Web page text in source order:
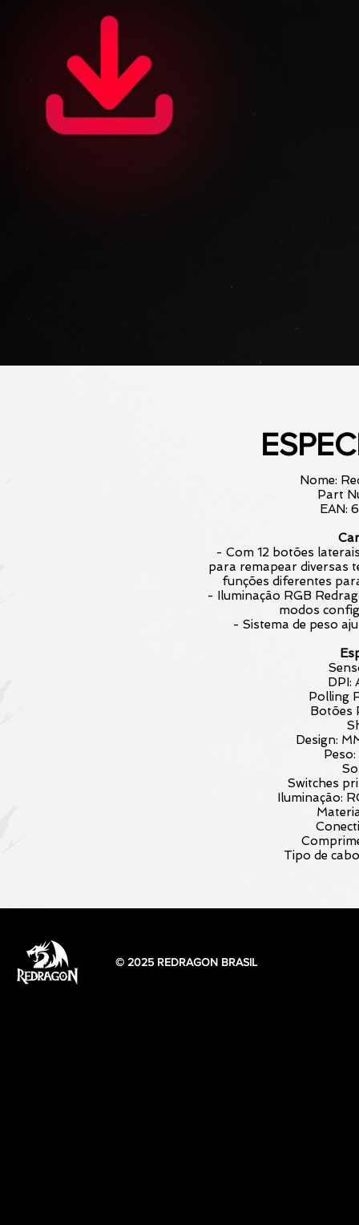
Nome:
Part
EAN:
- Com 12 botões
para remapear diversas
funções diferentes
- Iluminação RGB
modos
- Sistema de peso
DPI:
Polling
Botões
Design:
Switches
Iluminação:
Tipo de
© 2025 REDRAGON BRASIL